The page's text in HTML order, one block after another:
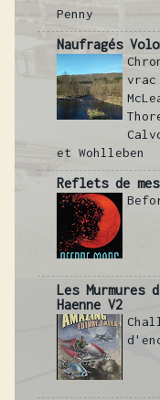
Penny
Naufragés
et Wohlleben
Reflets de
Les Murmures
Haenne V2